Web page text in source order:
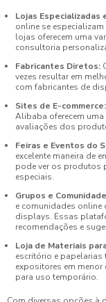
Lojas Especializadas
online se
lojas oferecem uma
consultoria
Fabricantes Diretos:
vezes resultar em
com fabricantes de
Sites de E-commerce:
Alibaba oferecem
avaliações dos
Feiras e Eventos do
excelente maneira de
pode ver os produtos
especiais.
Grupos e
e comunidades online
displays. Essas
recomendações e
Loja de Materiais
escritório e
expositores em
para uso temporário.